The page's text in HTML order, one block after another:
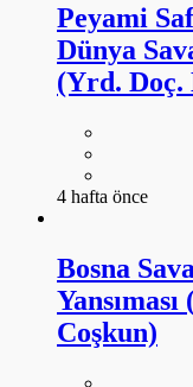
Peyami
Dünya
(Yrd. Doç.
4 hafta önce
Bosna
Coşkun)